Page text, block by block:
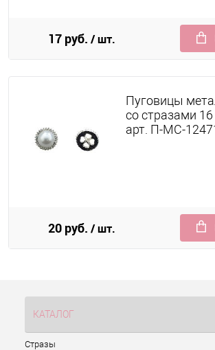
17 руб. / шт.
Пуговицы
со стразами
арт. П-МС-
20 руб. / шт.
КАТАЛОГ
Стразы